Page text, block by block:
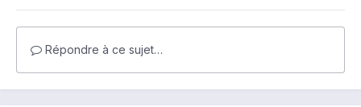
Répondre à ce sujet…